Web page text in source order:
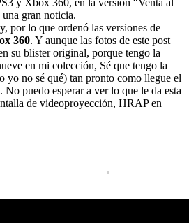
y Xbox 360, en la versión “Venta al
gran noticia.
por lo que ordenó las versiones de
360. Y aunque las fotos de este post
su blister original, porque tengo la
en mi colección, Sé que tengo la
yo no sé qué) tan pronto como llegue el
No puedo esperar a ver lo que le da esta
de videoproyección, HRAP en